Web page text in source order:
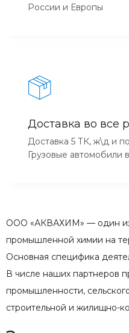
России и Европы
Доставка во все
Доставка 5 ТК, ж\д и
Грузовые автомобили
ООО «АКВАХИМ» — один из
промышленной химии на
Основная специфика
В числе наших партнеров
промышленности,
строительной и жилищно-